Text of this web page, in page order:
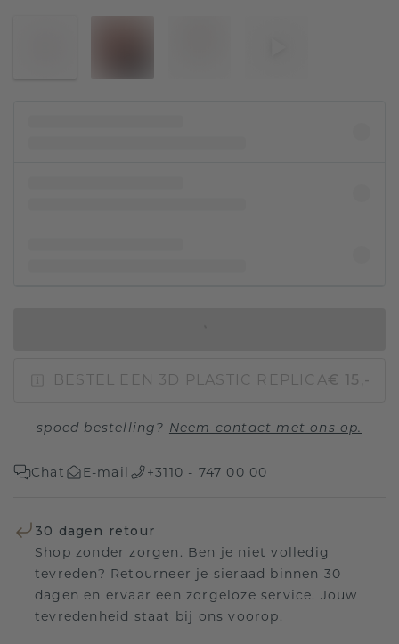
BESTEL EEN 3D PLASTIC REPLICA€ 15,-
spoed bestelling? Neem contact met ons op.
Chat E-mail +3110 - 747 00 00
30 dagen retour
Shop zonder zorgen. Ben je niet volledig
tevreden? Retourneer je sieraad binnen 30
dagen en ervaar een zorgeloze service. Jouw
tevredenheid staat bij ons voorop.